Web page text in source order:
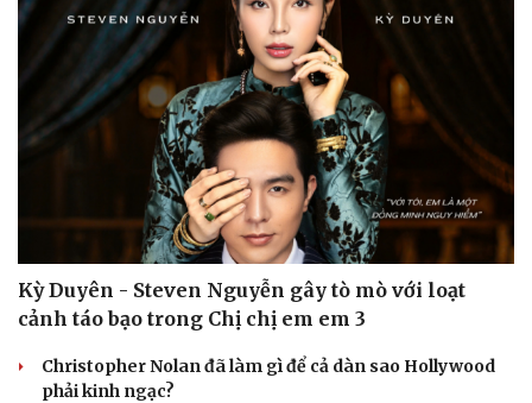
Kỳ Duyên - Steven Nguyễn gây tò mò với loạt
cảnh táo bạo trong Chị chị em em 3
Christopher Nolan đã làm gì để cả dàn sao Hollywood
phải kinh ngạc?